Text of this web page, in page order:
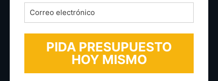
*Correo
electrónico
*